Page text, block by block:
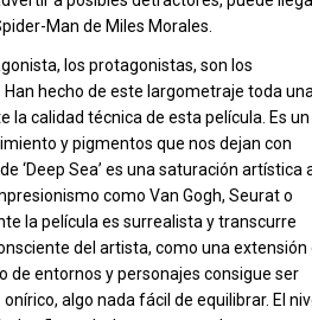
Man de Miles Morales.
los protagonistas, son los
hecho de este largometraje toda
la calidad técnica de esta película. Es un
y pigmentos que nos dejan con
‘Deep Sea’ es una saturación artística
como Van Gogh, Seurat o
la película es surrealista y transcurre
del artista, como una extensión
de entornos y personajes consigue ser
algo nada fácil de equilibrar. El